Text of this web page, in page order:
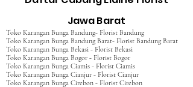
Jawa Barat
Toko Karangan Bunga Bandung- Florist Bandung
Toko Karangan Bunga Bandung Barat- Florist Bandung Barat
Toko Karangan Bunga Bekasi - Florist Bekasi
Toko Karangan Bunga Bogor - Florist Bogor
Toko Karangan Bunga Ciamis - Florist Ciamis
Toko Karangan Bunga Cianjur - Florist Cianjur
Toko Karangan Bunga Cirebon - Florist Cirebon